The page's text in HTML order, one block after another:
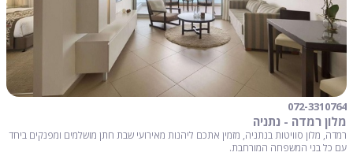
072-3310764
מלון רמדה - נתניה
רמדה, מלון סוויטות בנתניה, מזמין אתכם ליהנות מאירועי שבת חתן מושלמים ומפנקים ביחד
עם כל בני המשפחה המורחבת.